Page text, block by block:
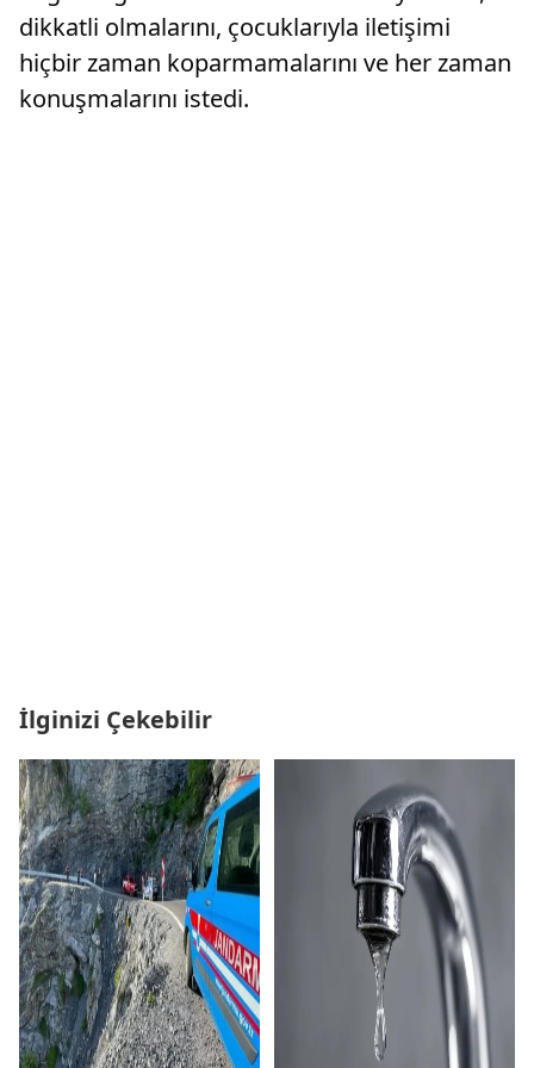
dikkatli olmalarını, çocuklarıyla iletişimi
hiçbir zaman koparmamalarını ve her zaman
konuşmalarını istedi.
İlginizi Çekebilir